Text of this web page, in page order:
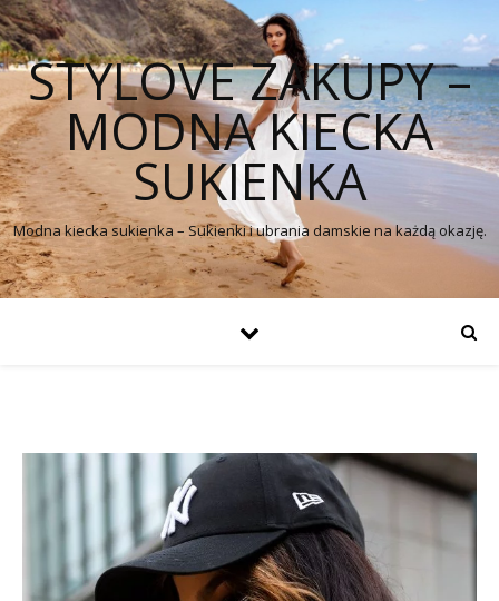
STYLOVE ZAKUPY –
MODNA KIECKA
SUKIENKA
Modna kiecka sukienka – Sukienki i ubrania damskie na każdą okazję.